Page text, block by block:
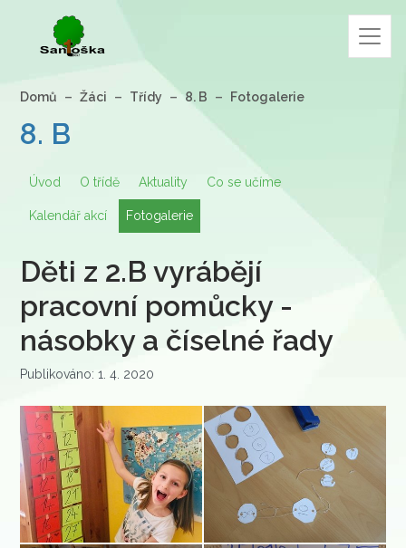
Domů Žáci Třídy 8. B Fotogalerie
8. B
Úvod O třídě Aktuality Co se učíme
Kalendář akcí Fotogalerie
Děti z 2.B vyrábějí
pracovní pomůcky -
násobky a číselné řady
Publikováno: 1. 4. 2020